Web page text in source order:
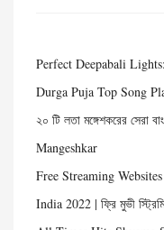
Perfect Deepabali
Durga Puja Top Song
২০ টি লতা মঙ্গেশকরের
Mangeshkar
Free Streaming
India 2022 | ফ্রি মুভী